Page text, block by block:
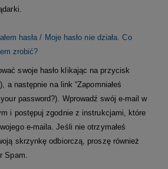
hasła / Moje hasło nie działa. Co
zrobić?
swoje hasło klikając na przycisk
a następnie na link “Zapomniałeś
your password?). Wprowadź swój e-mail w
i postępuj zgodnie z instrukcjami, które
e-maila. Jeśli nie otrzymałeś
skrzynkę odbiorczą, proszę również
Spam.